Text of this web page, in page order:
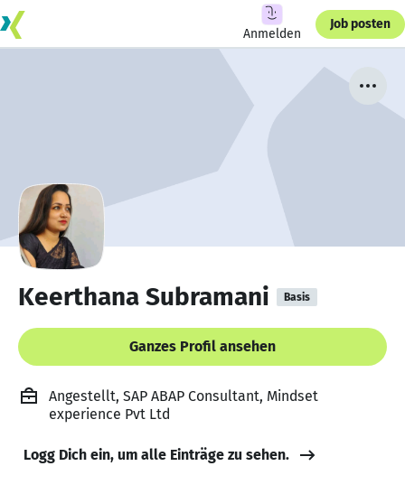
Anmelden
Job posten
Keerthana Subramani Basis
Ganzes Profil ansehen
Angestellt, SAP ABAP Consultant, Mindset
experience Pvt Ltd
Logg Dich ein, um alle Einträge zu sehen.